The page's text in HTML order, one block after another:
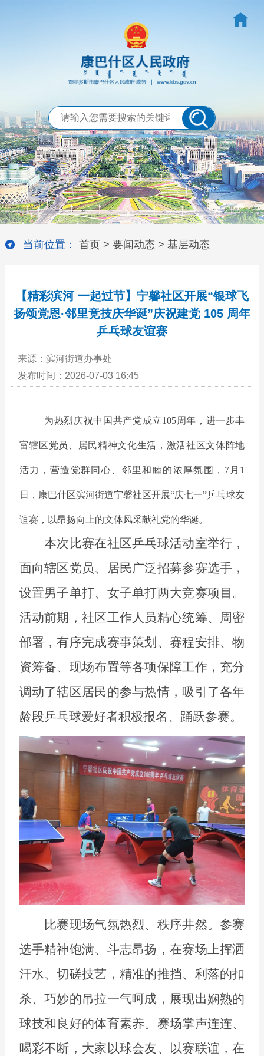
当前位置： 首页 > 要闻动态 > 基层动态
【精彩滨河 一起过节】宁馨社区开展“银球飞
扬颂党恩·邻里竞技庆华诞”庆祝建党 105 周年
乒乓球友谊赛
来源：滨河街道办事处
发布时间：2026-07-03 16:45
为热烈庆祝中国共产党成立105周年，进一步丰
富辖区党员、居民精神文化生活，激活社区文体阵地
活力，营造党群同心、邻里和睦的浓厚氛围，7月1
日，康巴什区滨河街道宁馨社区开展“庆七一”乒乓球友
谊赛，以昂扬向上的文体风采献礼党的华诞。
本次比赛在社区乒乓球活动室举行，
面向辖区党员、居民广泛招募参赛选手，
设置男子单打、女子单打两大竞赛项目。
活动前期，社区工作人员精心统筹、周密
部署，有序完成赛事策划、赛程安排、物
资筹备、现场布置等各项保障工作，充分
调动了辖区居民的参与热情，吸引了各年
龄段乒乓球爱好者积极报名、踊跃参赛。
比赛现场气氛热烈、秩序井然。参赛
选手精神饱满、斗志昂扬，在赛场上挥洒
汗水、切磋技艺，精准的推挡、利落的扣
杀、巧妙的吊拉一气呵成，展现出娴熟的
球技和良好的体育素养。赛场掌声连连、
喝彩不断，大家以球会友、以赛联谊，在